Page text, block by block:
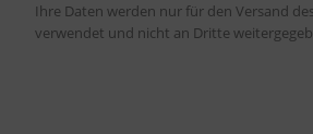
Ihre Daten werden nur für den Versand
verwendet und nicht an Dritte